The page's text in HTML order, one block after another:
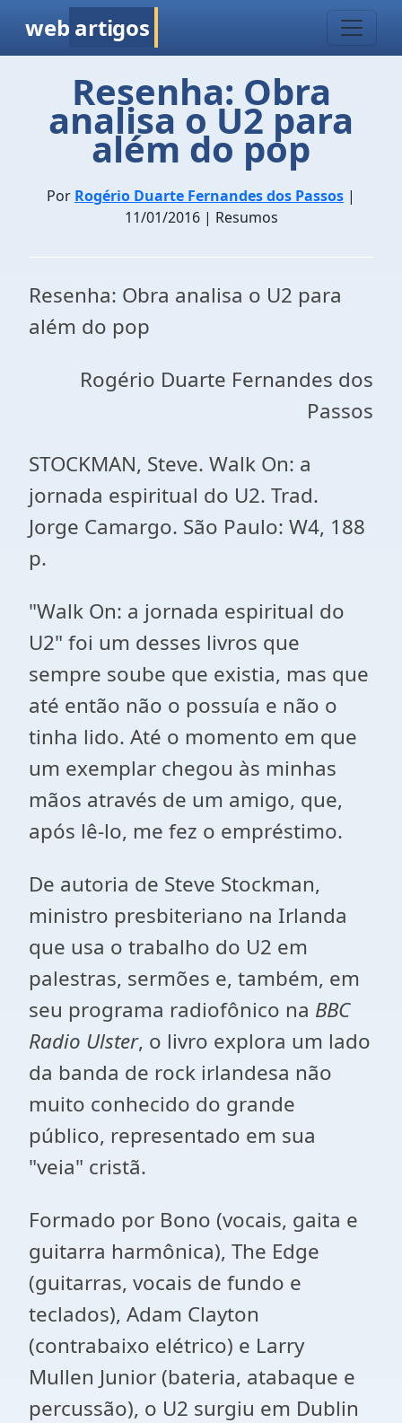
web artigos
Resenha: Obra
analisa o U2 para
além do pop
Por Rogério Duarte Fernandes dos Passos |
11/01/2016 | Resumos
Resenha: Obra analisa o U2 para
além do pop
Rogério Duarte Fernandes dos
Passos
STOCKMAN, Steve. Walk On: a
jornada espiritual do U2. Trad.
Jorge Camargo. São Paulo: W4, 188
p.
"Walk On: a jornada espiritual do
U2" foi um desses livros que
sempre soube que existia, mas que
até então não o possuía e não o
tinha lido. Até o momento em que
um exemplar chegou às minhas
mãos através de um amigo, que,
após lê-lo, me fez o empréstimo.
De autoria de Steve Stockman,
ministro presbiteriano na Irlanda
que usa o trabalho do U2 em
palestras, sermões e, também, em
seu programa radiofônico na BBC
Radio Ulster, o livro explora um lado
da banda de rock irlandesa não
muito conhecido do grande
público, representado em sua
"veia" cristã.
Formado por Bono (vocais, gaita e
guitarra harmônica), The Edge
(guitarras, vocais de fundo e
teclados), Adam Clayton
(contrabaixo elétrico) e Larry
Mullen Junior (bateria, atabaque e
percussão), o U2 surgiu em Dublin